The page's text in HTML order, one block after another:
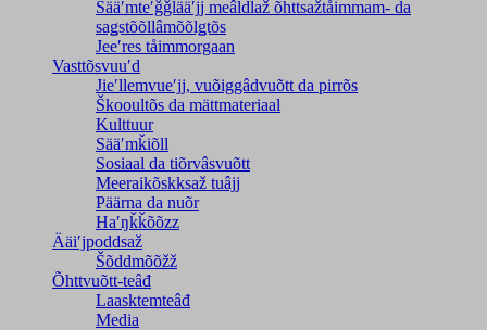
Sääʹmteʹǧǧlääʹjj meâldlaž õhttsažtåimmam- da
saǥstõõllâmõõlǥtõs
Jeeʹres tåimmorgaan
Vasttõsvuuʹd
Jieʹllemvueʹjj, vuõiggâdvuõtt da pirrõs
Škooultõs da mättmateriaal
Kulttuur
Sääʹmǩiõll
Sosiaal da tiõrvâsvuõtt
Meeraikõskksaž tuâjj
Päärna da nuõr
Haʹŋǩǩõõzz
Ääiʹjpoddsaž
Šõddmõõžž
Õhttvuõtt-teâđ
Laasktemteâđ
Media